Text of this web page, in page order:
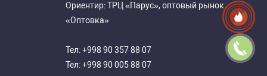
Ориентир: ТРЦ «Парус», оптовый рынок
«Оптовка»
Тел:+998 90 357 88 07
Тел:+998 90 005 88 07